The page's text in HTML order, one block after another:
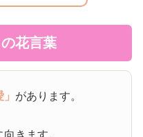
花言葉
があります。
きます。